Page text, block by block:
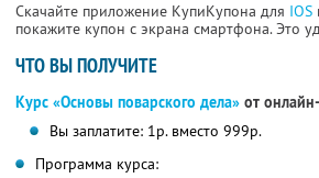
Скачайте приложение КупиКупона для IOS
покажите купон с экрана смартфона. Это
ЧТО ВЫ ПОЛУЧИТЕ
Курс «Основы поварского дела» от
Вы заплатите: 1р. вместо 999р.
Программа курса: